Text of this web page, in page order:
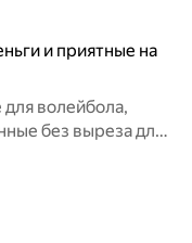
и приятные на
волейбола,
без выреза для